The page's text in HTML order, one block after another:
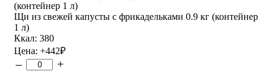
Щи из свежей капусты с фрикадельками 0.9 кг (контейнер
1 л)
Ккал: 380
Цена: +442₽
– +